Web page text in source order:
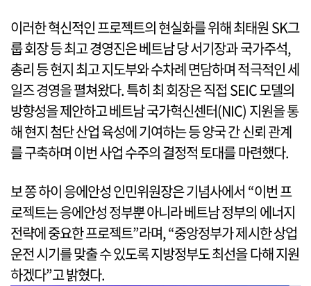
이러한 혁신적인 프로젝트의 현실화를 위해 최태원 SK그
룹 회장 등 최고 경영진은 베트남 당 서기장과 국가주석,
총리 등 현지 최고 지도부와 수차례 면담하며 적극적인 세
일즈 경영을 펼쳐왔다. 특히 최 회장은 직접 SEIC 모델의
방향성을 제안하고 베트남 국가혁신센터(NIC) 지원을 통
해 현지 첨단 산업 육성에 기여하는 등 양국 간 신뢰 관계
를 구축하며 이번 사업 수주의 결정적 토대를 마련했다.
보 쫑 하이 응에안성 인민위원장은 기념사에서 “이번 프
로젝트는 응에안성 정부뿐 아니라 베트남 정부의 에너지
전략에 중요한 프로젝트”라며, “중앙정부가 제시한 상업
운전 시기를 맞출 수 있도록 지방정부도 최선을 다해 지원
하겠다”고 밝혔다.